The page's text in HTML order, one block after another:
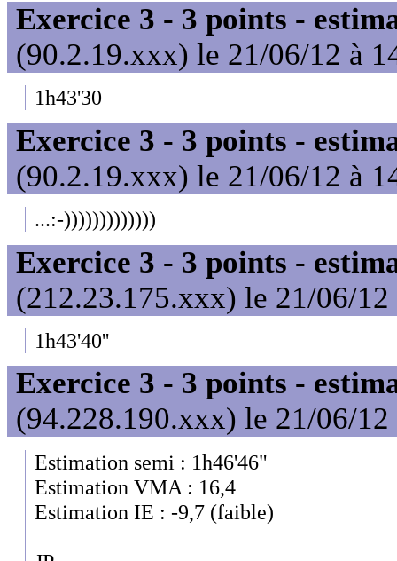
Exercice 3 - 3 points -
(90.2.19.xxx) le 21/06/12 à
1h43'30
Exercice 3 - 3 points -
(90.2.19.xxx) le 21/06/12 à
...:-)))))))))))))
Exercice 3 - 3 points -
(212.23.175.xxx) le 21/06/12
1h43'40''
Exercice 3 - 3 points -
(94.228.190.xxx) le 21/06/12
Estimation semi : 1h46'46"
Estimation VMA : 16,4
Estimation IE : -9,7 (faible)